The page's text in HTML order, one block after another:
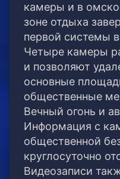
камеры и в
зоне отдыха
первой системы
Четыре камеры
и позволяют
основные
общественные
Вечный огонь и
Информация с
общественной
круглосуточно
Видеозаписи